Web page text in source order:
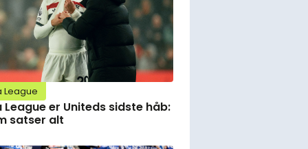
League
League er Uniteds sidste håb:
satser alt